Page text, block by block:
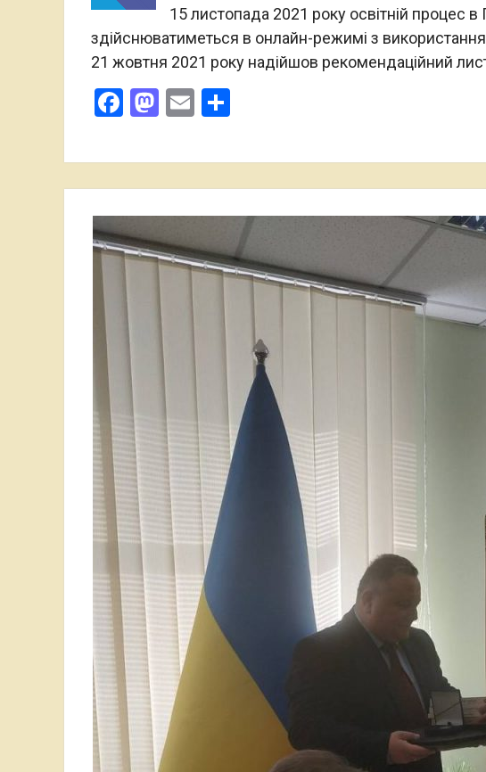
15 листопада 2021 року освітній процес в
здійснюватиметься в онлайн-режимі з
21 жовтня 2021 року надійшов рекомендаційний
Facebook
Mastodon
Email